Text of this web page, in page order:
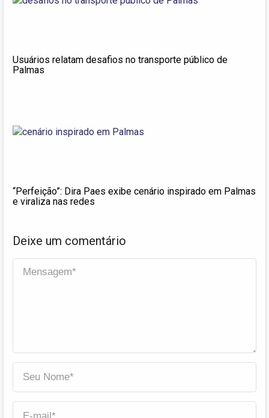
Usuários relatam desafios no transporte público de
Palmas
“Perfeição”: Dira Paes exibe cenário inspirado em Palmas
e viraliza nas redes
Deixe um comentário